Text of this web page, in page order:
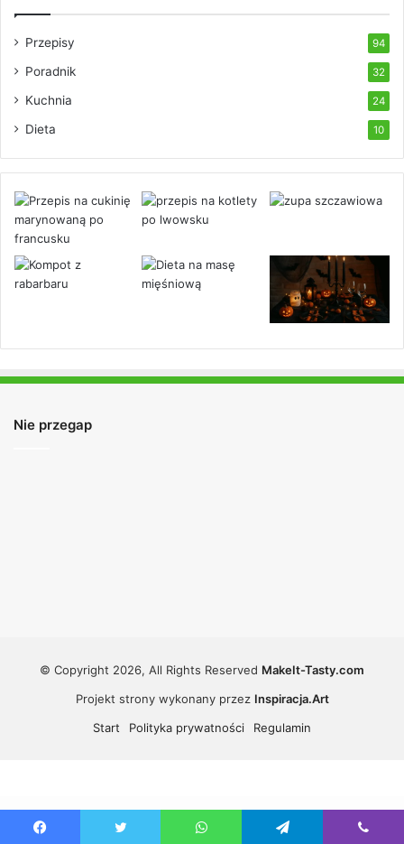
Przepisy 94
Poradnik 32
Kuchnia 24
Dieta 10
Nie przegap
© Copyright 2026, All Rights Reserved MakeIt-Tasty.com
Projekt strony wykonany przez Inspiracja.Art
Start
Polityka prywatności Regulamin